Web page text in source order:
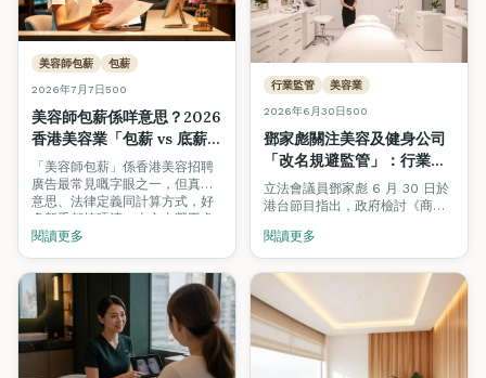
美容師包薪 包薪
2026年7月7日500
美容師包薪係咩意思？2026
香港美容業「包薪 vs 底薪
+佣金」全面拆解
「美容師包薪」係香港美容招聘
廣告最常見嘅字眼之一，但真正
意思、法律定義同計算方式，好
多新手都搞唔清。本文由勞工處
《僱傭條例》第 57 章、業界薪
Workstem 等多個來源，逐一拆
解包薪、底薪加佣金、純佣三種
制度嘅分別，教你點樣睇
offer、點樣揀入行方向。
閱讀更多
行業監管 美容業
2026年6月30日500
鄧家彪關注美容及健身公司
「改名規避監管」：行業定
義要小心，專業培訓與認證
才是消費者真正保障
立法會議員鄧家彪 6 月 30 日於
港台節目指出，政府檢討《商品
的修例工作來得及時，但提醒當
局要小心處理「行業定義」，否
則公司只需改名就可規避監管。
本文拆解事件，並分析為何專業
培訓（VTCT／ITEC／TQUK）與
Beauty Stars 認證沙龍，才是
消費者長遠的真正保障。
閱讀更多